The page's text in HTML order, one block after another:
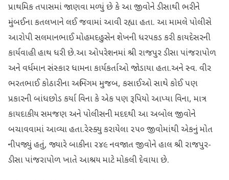
પ્રાથમિક તપાસમાં જાણવા મળ્યું છે કે આ જીવોને ડીસાથી ભરીને
મુંબઈના કતલખાને લઈ જવામાં આવી રહ્યા હતા. આ મામલે પોલીસે
આરોપી સલમાનભાઈ મોહમદહુસેન શેખની ધરપકડ કરી કાયદેસરની
કાર્યવાહી હાથ ધરી છે.​આ ઓપરેશનમાં શ્રી રાજપુર ડીસા પાંજરાપોળ
અને વર્ધમાન સંસ્કાર ધામના કાર્યકર્તાઓ જોડાયા હતા.અને સ્વ. વીર
ભરતભાઈ કોઠારીના અભિગમ મુજબ, કસાઈઓ સાથે કોઈ પણ
પ્રકારની બાંધછોડ કર્યા વિના કે એક પણ રૂપિયો આપ્યા વિના, માત્ર
કાયદાકીય સમજણ અને પોલીસની મદદથી આ અબોલ જીવોને
બચાવવામાં આવ્યા હતા.રેસ્ક્યુ કરાયેલા ૨૫૦ જીવોમાંથી એકનું મોત
નીપજ્યું હતું, જ્યારે બાકીના ૨૪૯ નવજાત જીવોને હાલ શ્રી રાજપુર-
ડીસા પાંજરાપોળ ખાતે આશ્રય માટે મોકલી દેવાયા છે.